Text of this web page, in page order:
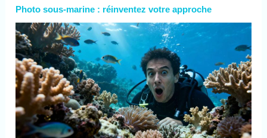
Photo sous-marine : réinventez votre approche